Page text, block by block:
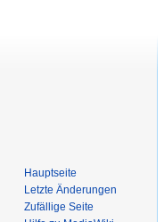
Hauptseite
Letzte Änderungen
Zufällige Seite